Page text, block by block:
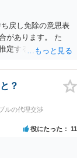
戻し免除の意思表
があります。 た
定することになり
いただくべきとい
した。失礼しまし
る特別受益の持ち
なものですが、ご
なりそうな贈与に
てみてはいかがで
？
ルの代理交渉
役にたった 11